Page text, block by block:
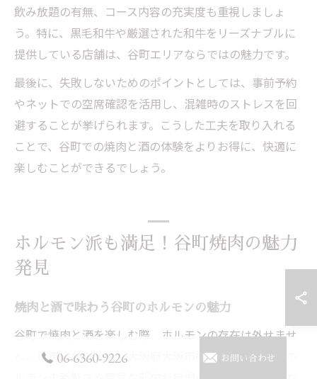
飲み放題の有無、コース内容の充実度も重視しましょ
う。特に、黒毛和牛や厳選された和牛をリーズナブルに
提供している店舗は、谷町エリアならではの魅力です。
最後に、失敗しないためのポイントとしては、事前予約
やネットでの空席確認を活用し、混雑時のストレスを回
避することが挙げられます。こうした工夫を取り入れる
ことで、谷町での焼肉と酒の体験をよりお得に、快適に
楽しむことができるでしょう。
ホルモン派も満足！谷町焼肉の魅力
発見
焼肉と酒で味わう谷町のホルモンの魅力
谷町で焼肉と酒を楽しむ際、ホルモンの存在は外せませ
ん。焼肉店がひしめく大阪府大阪市中央区谷町では、ホ
06-6360-9226 お問い合わせ